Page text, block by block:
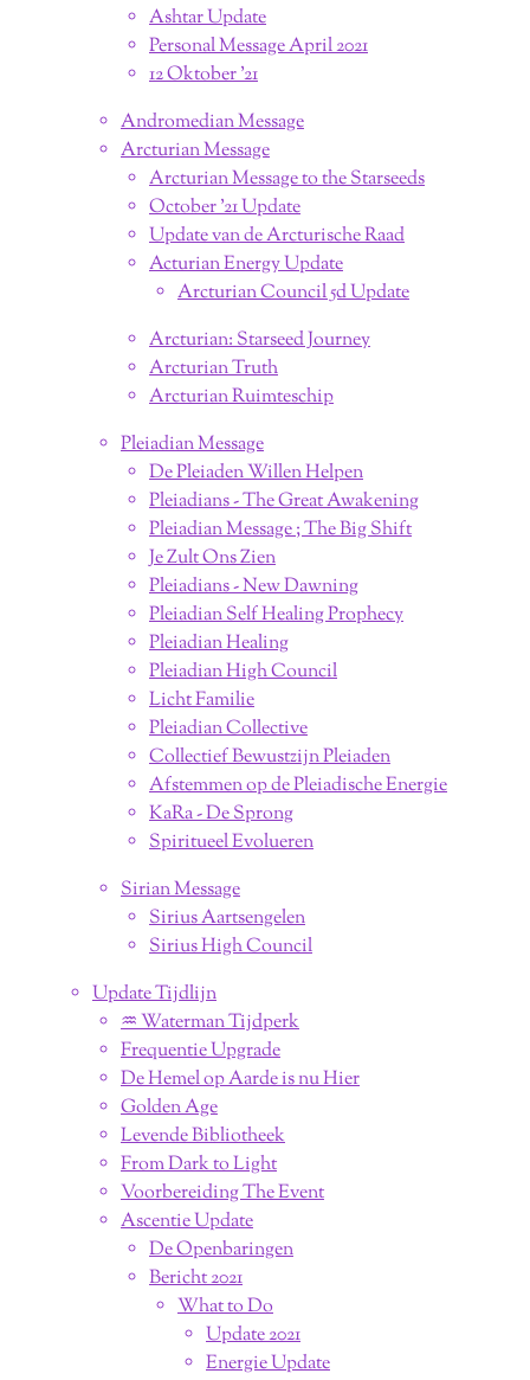
Ashtar Update
Personal Message April 2021
12 Oktober '21
Andromedian Message
Arcturian Message
Arcturian Message to the Starseeds
October '21 Update
Update van de Arcturische Raad
Acturian Energy Update
Arcturian Council 5d Update
Arcturian: Starseed Journey
Arcturian Truth
Arcturian Ruimteschip
Pleiadian Message
De Pleiaden Willen Helpen
Pleiadians - The Great Awakening
Pleiadian Message ; The Big Shift
Je Zult Ons Zien
Pleiadians - New Dawning
Pleiadian Self Healing Prophecy
Pleiadian Healing
Pleiadian High Council
Licht Familie
Pleiadian Collective
Collectief Bewustzijn Pleiaden
Afstemmen op de Pleiadische Energie
KaRa - De Sprong
Spiritueel Evolueren
Sirian Message
Sirius Aartsengelen
Sirius High Council
Update Tijdlijn
♒︎ Waterman Tijdperk
Frequentie Upgrade
De Hemel op Aarde is nu Hier
Golden Age
Levende Bibliotheek
From Dark to Light
Voorbereiding The Event
Ascentie Update
De Openbaringen
Bericht 2021
What to Do
Update 2021
Energie Update